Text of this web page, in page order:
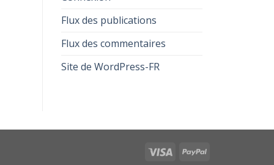
Flux des publications
Flux des commentaires
Site de WordPress-FR